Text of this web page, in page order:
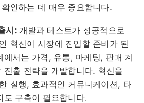
인하는 데 매우 중요합니다.
시: 개발과 테스트가 성공적으로
혁신이 시장에 진입할 준비가 된
에서는 가격, 유통, 마케팅, 판매 계
진출 전략을 개발합니다. 혁신을
실행, 효과적인 커뮤니케이션, 타
도 구축이 필요합니다.